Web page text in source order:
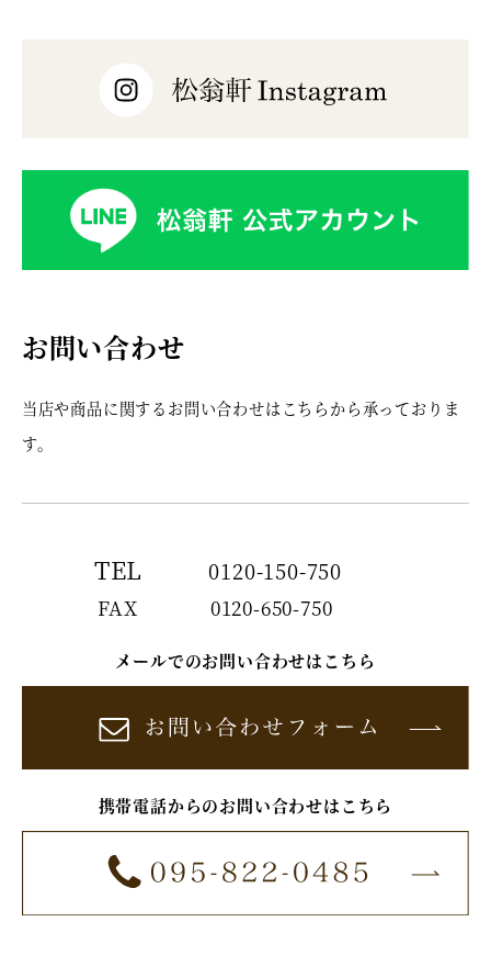
お問い合わせ
当店や商品に関するお問い合わせはこちらから承っておりま
す。
TEL 0120-150-750
FAX 0120-650-750
メールでのお問い合わせはこちら
携帯電話からのお問い合わせはこちら